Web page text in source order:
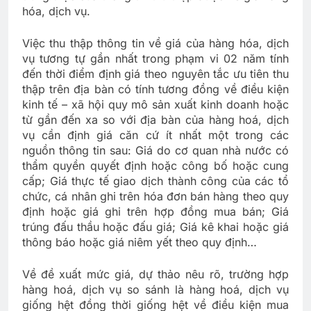
hóa, dịch vụ.
Việc thu thập thông tin về giá của hàng hóa, dịch
vụ tương tự gần nhất trong phạm vi 02 năm tính
đến thời điểm định giá theo nguyên tắc ưu tiên thu
thập trên địa bàn có tính tương đồng về điều kiện
kinh tế – xã hội quy mô sản xuất kinh doanh hoặc
từ gần đến xa so với địa bàn của hàng hoá, dịch
vụ cần định giá căn cứ ít nhất một trong các
nguồn thông tin sau: Giá do cơ quan nhà nước có
thẩm quyền quyết định hoặc công bố hoặc cung
cấp; Giá thực tế giao dịch thành công của các tổ
chức, cá nhân ghi trên hóa đơn bán hàng theo quy
định hoặc giá ghi trên hợp đồng mua bán; Giá
trúng đấu thầu hoặc đấu giá; Giá kê khai hoặc giá
thông báo hoặc giá niêm yết theo quy định…
Về đề xuất mức giá, dự thảo nêu rõ, trường hợp
hàng hoá, dịch vụ so sánh là hàng hoá, dịch vụ
giống hệt đồng thời giống hệt về điều kiện mua